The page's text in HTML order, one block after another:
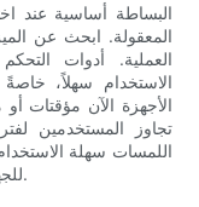
البساطة أساسية عند
المعقولة. ابحث عن
العملية. أدوات
الاستخدام سهلاً،
الأجهزة الآن مؤقتات
تجاوز المستخدمين
اللمسات سهلة
للجهاز، مما يؤدي إلى نتائج أفضل مع مرور الوقت.